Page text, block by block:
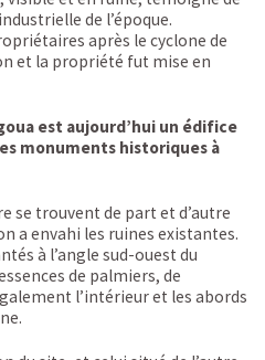
de l’époque.
après le cyclone de
et la propriété fut mise en
est aujourd’hui un édifice
monuments historiques à
se trouvent de part et d’autre
a envahi les ruines existantes.
à l’angle sud-ouest du
de palmiers, de
l’intérieur et les abords